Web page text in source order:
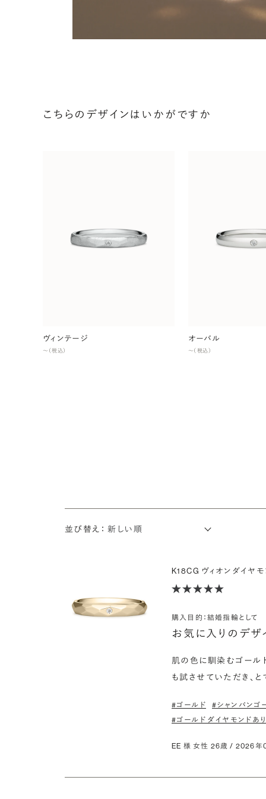
こちらのデザインはいかがですか
ヴィンテージ
〜（税込）
オーバル
〜（税込）
並び替え：
K18CG ヴィオン ダイヤ
購入目的：結婚指輪として
お気に入りのデザ
肌の色に馴染むゴール
も試させていただき、
#ゴールド
#シャンパンゴ
#ゴールド ダイヤモンドあ
EE 様 女性 26歳 / 2026年